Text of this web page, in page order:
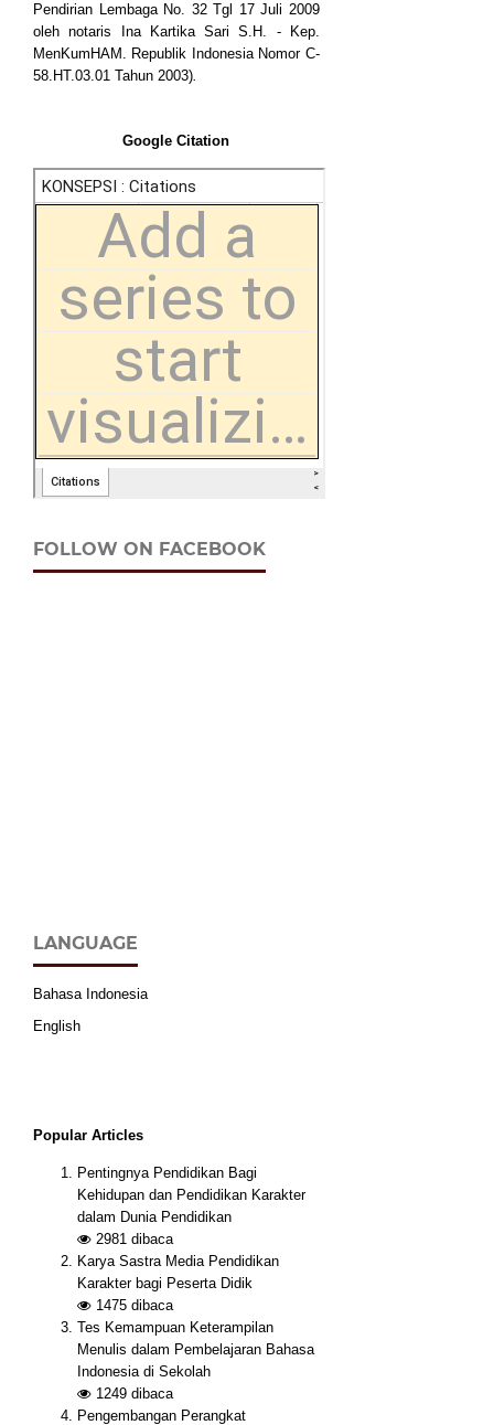
Pendirian Lembaga No. 32 Tgl 17 Juli 2009
oleh notaris Ina Kartika Sari S.H. - Kep.
MenKumHAM. Republik Indonesia Nomor C-
58.HT.03.01 Tahun 2003).
Google Citation
FOLLOW ON FACEBOOK
LANGUAGE
Bahasa Indonesia
English
Popular Articles
Pentingnya Pendidikan Bagi
Kehidupan dan Pendidikan Karakter
dalam Dunia Pendidikan
2981 dibaca
Karya Sastra Media Pendidikan
Karakter bagi Peserta Didik
1475 dibaca
Tes Kemampuan Keterampilan
Menulis dalam Pembelajaran Bahasa
Indonesia di Sekolah
1249 dibaca
Pengembangan Perangkat